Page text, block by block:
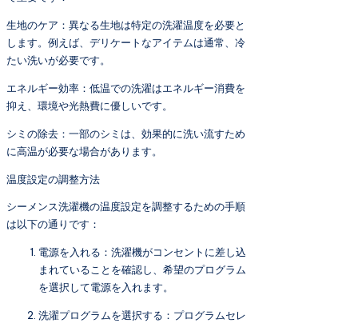
生地のケア：異なる生地は特定の洗濯温度を必要と
します。例えば、デリケートなアイテムは通常、冷
たい洗いが必要です。
エネルギー効率：低温での洗濯はエネルギー消費を
抑え、環境や光熱費に優しいです。
シミの除去：一部のシミは、効果的に洗い流すため
に高温が必要な場合があります。
温度設定の調整方法
シーメンス洗濯機の温度設定を調整するための手順
は以下の通りです：
電源を入れる：洗濯機がコンセントに差し込
まれていることを確認し、希望のプログラム
を選択して電源を入れます。
洗濯プログラムを選択する：プログラムセレ